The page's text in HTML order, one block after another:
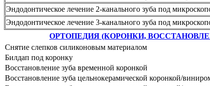
Эндодонтическое лечение 2-канального зуба под
Эндодонтическое лечение 3-канального зуба под
ОРТОПЕДИЯ (КОРОНКИ,
Снятие слепков силиконовым материалом
Билдап под коронку
Восстановление зуба временной коронкой
Восстановление зуба цельнокерамической коронкой/